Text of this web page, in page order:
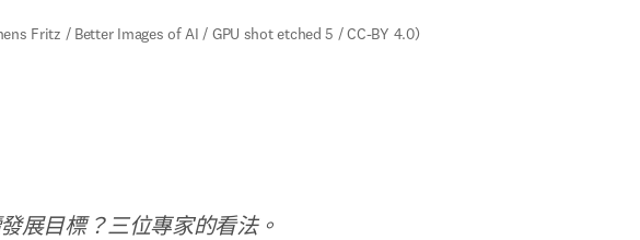
Fritz / Better Images of AI / GPU shot etched 5 / CC-BY 4.0)
展目標？三位專家的看法。